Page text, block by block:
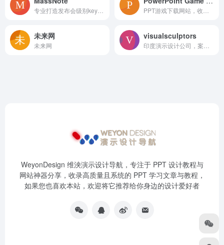
未来网
未来网
visualsculptors
WeyonDesign 维泱演示设计导航，专注于 PPT 设计教程与
网站神器分享，收录高质量且系统的 PPT 学习文章与教程，
如果您也喜欢本站，欢迎将它推荐给你身边的设计爱好者